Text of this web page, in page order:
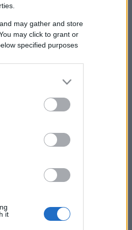
may gather and store
may click to grant or
specified purposes
it